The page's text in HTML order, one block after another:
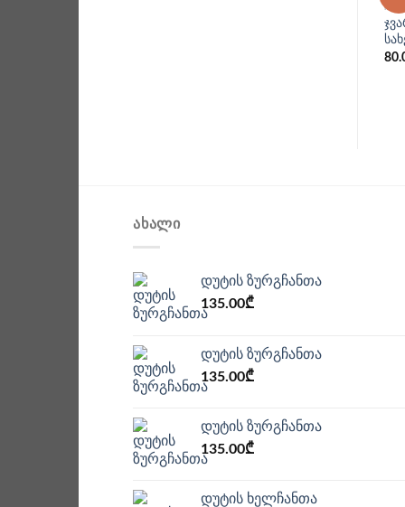
ᲐᲮᲐᲚᲘ
დუტის ზურგჩანთა
135.00₾
დუტის ზურგჩანთა
135.00₾
დუტის ზურგჩანთა
135.00₾
დუტის ხელჩანთა